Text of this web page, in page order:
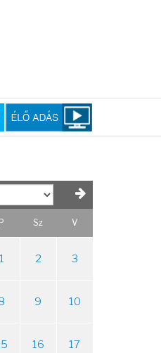
P Sz V
1 2 3
9 10
16 17